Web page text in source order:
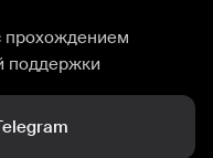
прохождением
поддержки